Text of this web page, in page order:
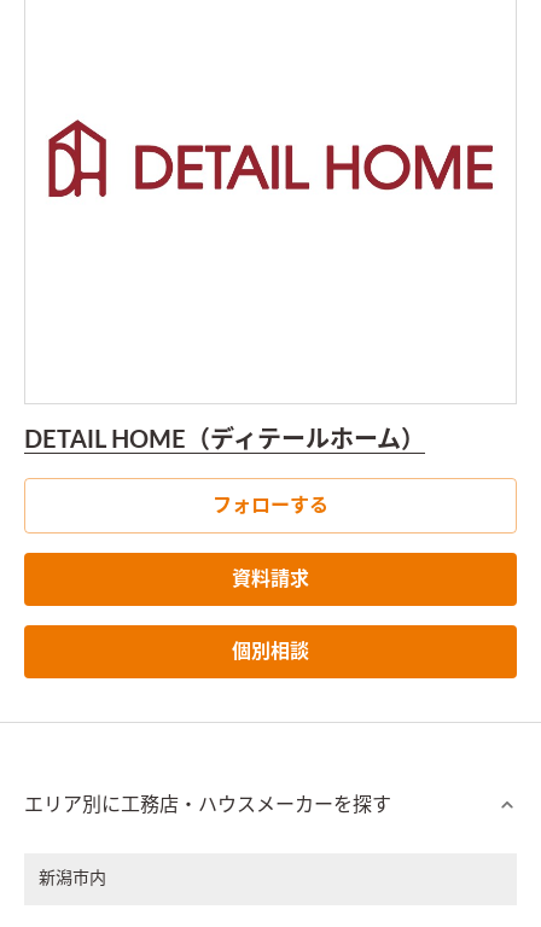
DETAIL HOME（ディテールホーム）
フォローする
資料請求
個別相談
エリア別に工務店・ハウスメーカーを探す
新潟市内